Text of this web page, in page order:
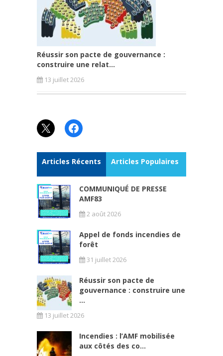
Réussir son pacte de gouvernance :
construire une relat...
13 juillet 2026
X Facebook
Articles Récents Articles Populaires
COMMUNIQUÉ DE PRESSE
AMF83
2 août 2026
Appel de fonds incendies de
forêt
31 juillet 2026
Réussir son pacte de
gouvernance : construire une
...
13 juillet 2026
Incendies : l’AMF mobilisée
aux côtés des co...